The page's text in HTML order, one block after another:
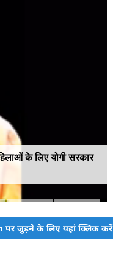
के लिए योगी सरकार
पर जुड़ने के लिए यहां क्लिक करें